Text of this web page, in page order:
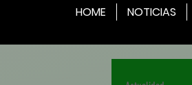
HOME NOTICIAS